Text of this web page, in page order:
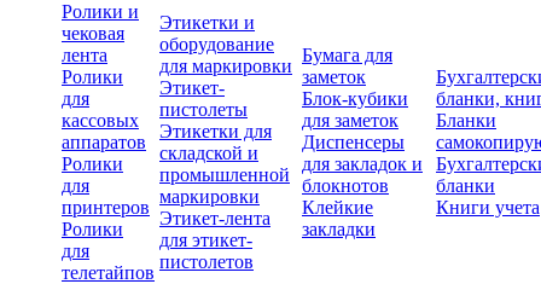
Ролики и
чековая
лента
Ролики
для
кассовых
аппаратов
Ролики
для
принтеров
Ролики
для
телетайпов
Этикетки и
оборудование
для маркировки
Этикет-
пистолеты
Этикетки для
складской и
промышленной
маркировки
Этикет-лента
для этикет-
пистолетов
Бумага для
заметок
Блок-кубики
для заметок
Диспенсеры
для закладок и
блокнотов
Клейкие
закладки
бланки,
Бланки
бланки
Книги учета